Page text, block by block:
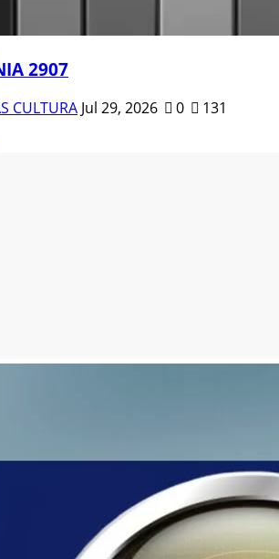
2907
CULTURA Jul 29, 2026 0 131